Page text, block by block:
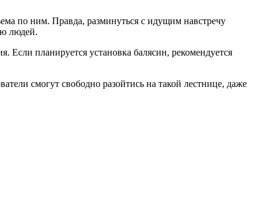
по ним. Правда, разминуться с идущим навстречу
людей.
Если планируется установка балясин, рекомендуется
смогут свободно разойтись на такой лестнице, даже